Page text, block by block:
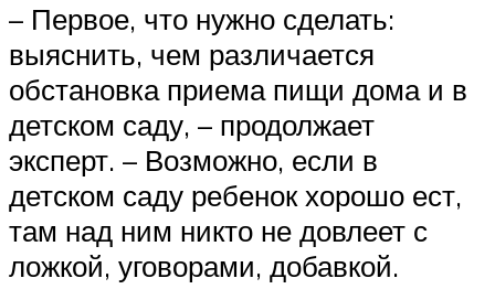
– Первое, что нужно сделать:
выяснить, чем различается
обстановка приема пищи дома и в
детском саду, – продолжает
эксперт. – Возможно, если в
детском саду ребенок хорошо ест,
там над ним никто не довлеет с
ложкой, уговорами, добавкой.